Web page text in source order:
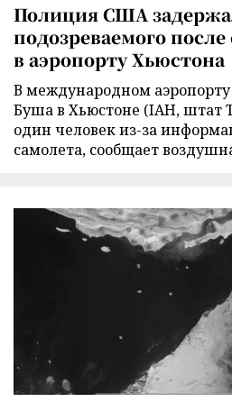
Полиция США
подозреваемого
в аэропорту Хьюстона
В международном
Буша в Хьюстоне (IAH, штат
один человек из-за
самолета, сообщает